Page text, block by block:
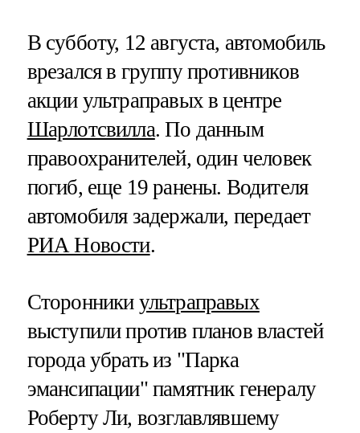
В субботу, 12 августа, автомобиль
врезался в группу противников
акции ультраправых в центре
Шарлотсвилла. По данным
правоохранителей, один человек
погиб, еще 19 ранены. Водителя
автомобиля задержали, передает
РИА Новости.
Сторонники ультраправых
выступили против планов властей
города убрать из "Парка
эмансипации" памятник генералу
Роберту Ли, возглавлявшему